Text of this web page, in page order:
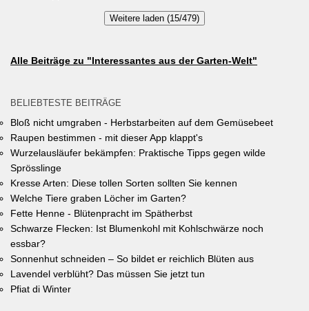
gewinnen gibt es jeweils einen Gutschein von Pflanzen-Kölle
das Anmeldeformular siehe auf den Seiten der Gemeinde
Weitere laden (15/479)
Alle Beiträge zu "Interessantes aus der Garten-Welt"
BELIEBTESTE BEITRÄGE
Bloß nicht umgraben - Herbstarbeiten auf dem Gemüsebeet
Raupen bestimmen - mit dieser App klappt's
Wurzelausläufer bekämpfen: Praktische Tipps gegen wilde
Sprösslinge
Kresse Arten: Diese tollen Sorten sollten Sie kennen
Welche Tiere graben Löcher im Garten?
Fette Henne - Blütenpracht im Spätherbst
Schwarze Flecken: Ist Blumenkohl mit Kohlschwärze noch
essbar?
Sonnenhut schneiden – So bildet er reichlich Blüten aus
Lavendel verblüht? Das müssen Sie jetzt tun
Pfiat di Winter